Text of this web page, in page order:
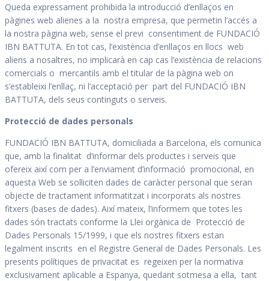
Queda expressament prohibida la introducció d’enllaços en
pàgines web alienes a la nostra empresa, que permetin l’accés a
la nostra pàgina web, sense el previ consentiment de FUNDACIÓ
IBN BATTUTA. En tot cas, l’existència d’enllaços en llocs web
aliens a nosaltres, no implicarà en cap cas l’existència de relacions
comercials o mercantils amb el titular de la pàgina web on
s’estableixi l’enllaç, ni l’acceptació per part del FUNDACIÓ IBN
BATTUTA, dels seus continguts o serveis.
Protecció de dades personals
FUNDACIÓ IBN BATTUTA, domiciliada a Barcelona, els comunica
que, amb la finalitat d’informar dels productes i serveis que
ofereix així com per a l’enviament d’informació promocional, en
aquesta Web se sol·liciten dades de caràcter personal que seran
objecte de tractament informatitzat i incorporats als nostres
fitxers (bases de dades). Així mateix, l’informem que totes les
dades són tractats conforme la Llei orgànica de Protecció de
Dades Personals 15/1999, i que els nostres fitxers estan
legalment inscrits en el Registre General de Dades Personals. Les
presents polítiques de privacitat es regeixen per la normativa
exclusivament aplicable a Espanya, quedant sotmesa a ella, tant